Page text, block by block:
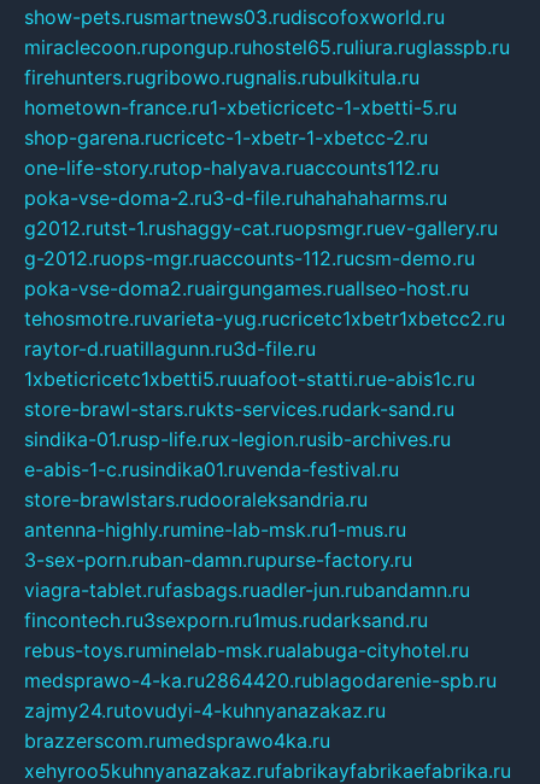
show-pets.rusmartnews03.rudiscofoxworld.ru
miraclecoon.rupongup.ruhostel65.ruliura.ruglasspb.ru
firehunters.rugribowo.rugnalis.rubulkitula.ru
hometown-france.ru1-xbeticricetc-1-xbetti-5.ru
shop-garena.rucricetc-1-xbetr-1-xbetcc-2.ru
one-life-story.rutop-halyava.ruaccounts112.ru
poka-vse-doma-2.ru3-d-file.ruhahahaharms.ru
g2012.rutst-1.rushaggy-cat.ruopsmgr.ruev-gallery.ru
g-2012.ruops-mgr.ruaccounts-112.rucsm-demo.ru
poka-vse-doma2.ruairgungames.ruallseo-host.ru
tehosmotre.ruvarieta-yug.rucricetc1xbetr1xbetcc2.ru
raytor-d.ruatillagunn.ru3d-file.ru
1xbeticricetc1xbetti5.ruuafoot-statti.rue-abis1c.ru
store-brawl-stars.rukts-services.rudark-sand.ru
sindika-01.rusp-life.rux-legion.rusib-archives.ru
e-abis-1-c.rusindika01.ruvenda-festival.ru
store-brawlstars.rudooraleksandria.ru
antenna-highly.rumine-lab-msk.ru1-mus.ru
3-sex-porn.ruban-damn.rupurse-factory.ru
viagra-tablet.rufasbags.ruadler-jun.rubandamn.ru
fincontech.ru3sexporn.ru1mus.rudarksand.ru
rebus-toys.ruminelab-msk.rualabuga-cityhotel.ru
medsprawo-4-ka.ru2864420.rublagodarenie-spb.ru
zajmy24.rutovudyi-4-kuhnyanazakaz.ru
brazzerscom.rumedsprawo4ka.ru
xehyroo5kuhnyanazakaz.rufabrikayfabrikaefabrika.ru